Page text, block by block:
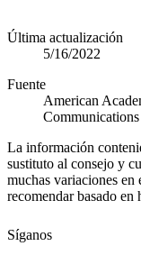
Última actualización
5/16/2022
Fuente
American
La información
sustituto al consejo y
muchas variaciones en
recomendar basado
Síganos